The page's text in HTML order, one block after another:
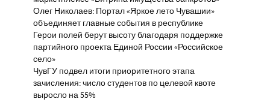
Олег Николаев: Портал «Яркое лето Чувашии»
объединяет главные события в республике
Герои полей берут высоту благодаря поддержке
партийного проекта Единой России «Российское
село»
ЧувГУ подвел итоги приоритетного этапа
зачисления: число студентов по целевой квоте
выросло на 55%